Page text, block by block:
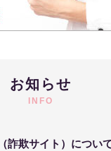
お知らせ
INFO
詐欺サイト）につい